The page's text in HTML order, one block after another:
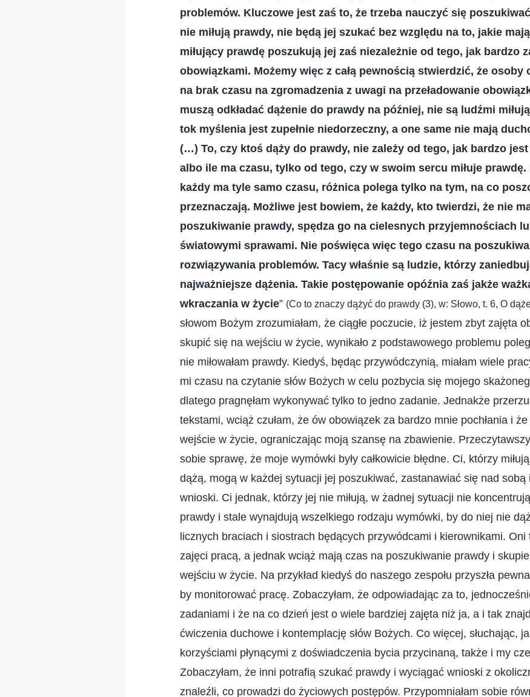
problemów. Kluczowe jest zaś to, że trzeba nauczyć się
nie miłują prawdy, nie będą jej szukać bez względu na to, jakie
miłujący prawdę poszukują jej zaś niezależnie od tego, jak bardzo
obowiązkami. Możemy więc z całą pewnością stwierdzić, że osoby
na brak czasu na zgromadzenia z uwagi na przeładowanie
muszą odkładać dążenie do prawdy na później, nie są ludźmi
tok myślenia jest zupełnie niedorzeczny, a one same nie mają
(…) To, czy ktoś dąży do prawdy, nie zależy od tego, jak bardzo
albo ile ma czasu, tylko od tego, czy w swoim sercu miłuje prawdę.
każdy ma tyle samo czasu, różnica polega tylko na tym, na co
przeznaczają. Możliwe jest bowiem, że każdy, kto twierdzi, że nie
poszukiwanie prawdy, spędza go na cielesnych przyjemnościach
światowymi sprawami. Nie poświęca więc tego czasu na
rozwiązywania problemów. Tacy właśnie są ludzie, którzy
najważniejsze dążenia. Takie postępowanie opóźnia zaś jakże
wkraczania w życie” (Co to znaczy dążyć do prawdy (3), w: Słowo, t. 6, O
słowom Bożym zrozumiałam, że ciągłe poczucie, iż jestem zbyt zajęta
skupić się na wejściu w życie, wynikało z podstawowego problemu
nie miłowałam prawdy. Kiedyś, będąc przywódczynią, miałam wiele
mi czasu na czytanie słów Bożych w celu pozbycia się mojego
dlatego pragnęłam wykonywać tylko to jedno zadanie. Jednakże
tekstami, wciąż czułam, że ów obowiązek za bardzo mnie pochłania i
wejście w życie, ograniczając moją szansę na zbawienie. Przeczytawszy
sobie sprawę, że moje wymówki były całkowicie błędne. Ci, którzy
dążą, mogą w każdej sytuacji jej poszukiwać, zastanawiać się nad sobą
wnioski. Ci jednak, którzy jej nie miłują, w żadnej sytuacji nie
prawdy i stale wynajdują wszelkiego rodzaju wymówki, by do niej nie
licznych braciach i siostrach będących przywódcami i kierownikami.
zajęci pracą, a jednak wciąż mają czas na poszukiwanie prawdy i
wejściu w życie. Na przykład kiedyś do naszego zespołu przyszła
by monitorować pracę. Zobaczyłam, że odpowiadając za to,
zadaniami i że na co dzień jest o wiele bardziej zajęta niż ja, a i tak
ćwiczenia duchowe i kontemplację słów Bożych. Co więcej, słuchając,
korzyściami płynącymi z doświadczenia bycia przycinaną, także i my
Zobaczyłam, że inni potrafią szukać prawdy i wyciągać wnioski z
znaleźli, co prowadzi do życiowych postępów. Przypomniałam sobie